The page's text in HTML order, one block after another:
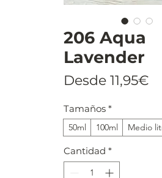
206 Aqua
Lavender
Desde 11,95€
Tamaños *
50ml 100ml Medio
Cantidad *